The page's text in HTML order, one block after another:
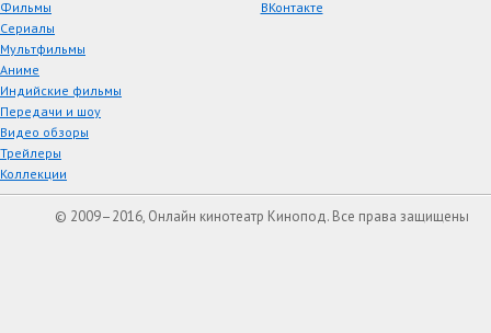
Фильмы
Сериалы
Мультфильмы
Аниме
Индийские фильмы
Передачи и шоу
Видео обзоры
Трейлеры
Коллекции
ВКонтакте
© 2009–2016, Онлайн кинотеатр Кинопод. Все права защищены